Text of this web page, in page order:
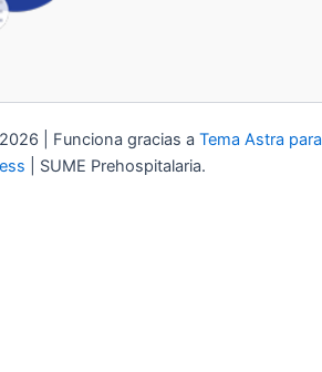
| Funciona gracias a Tema Astra para
| SUME Prehospitalaria.